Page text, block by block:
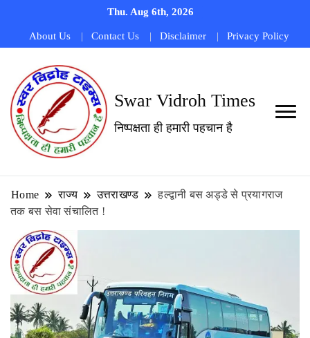
Thu. Aug 6th, 2026
About Us Contact Us Disclaimer Privacy Policy
Swar Vidroh Times
निष्पक्षता ही हमारी पहचान है
Home राज्य उत्तराखण्ड
हल्द्वानी बस अड्डे से प्रयागराज
तक बस सेवा संचालित !